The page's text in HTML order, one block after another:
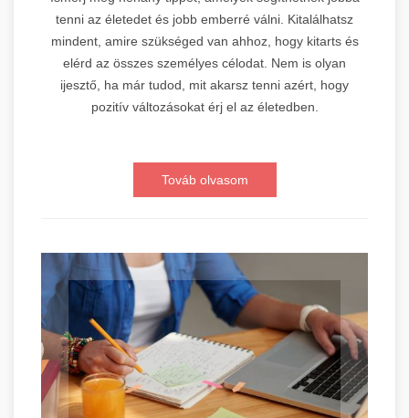
tenni az életedet és jobb emberré válni. Kitalálhatsz
mindent, amire szükséged van ahhoz, hogy kitarts és
elérd az összes személyes célodat. Nem is olyan
ijesztő, ha már tudod, mit akarsz tenni azért, hogy
pozitív változásokat érj el az életedben.
Továb olvasom